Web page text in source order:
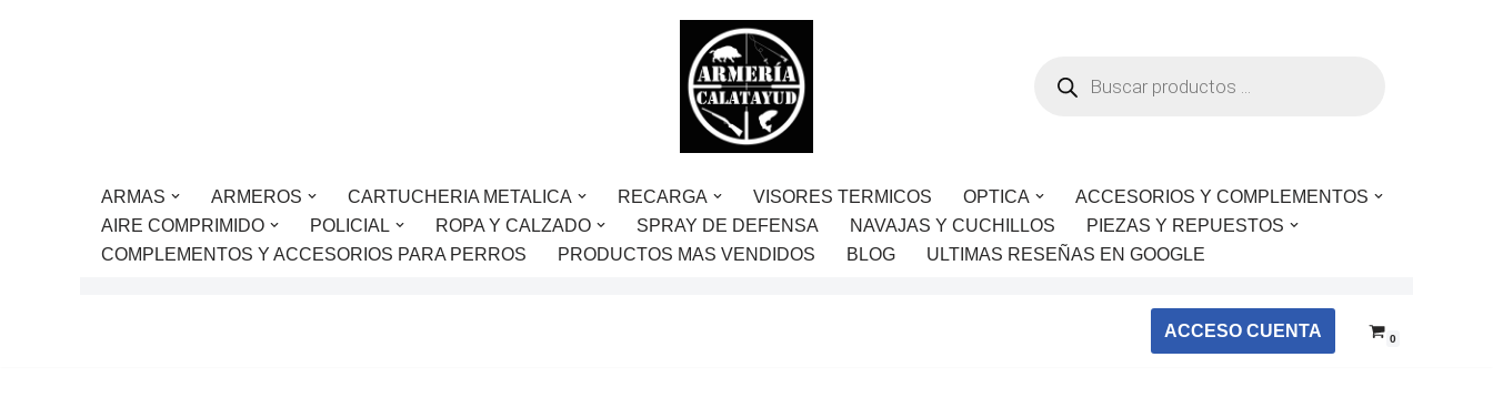
ARMAS ARMEROS CARTUCHERIA METALICA RECARGA VISORES TERMICOS OPTICA
ACCESORIOS Y COMPLEMENTOS
AIRE COMPRIMIDO
POLICIAL ROPA Y CALZADO SPRAY DE DEFENSA NAVAJAS Y CUCHILLOS
PIEZAS Y REPUESTOS
COMPLEMENTOS Y ACCESORIOS PARA PERROS
PRODUCTOS MAS VENDIDOS BLOG ULTIMAS RESEÑAS EN GOOGLE
ACCESO CUENTA 0